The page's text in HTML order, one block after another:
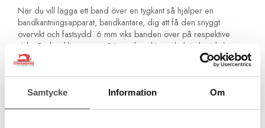
Samtycke Information Om
När du vill lägga ett band över en tygkant så hjälper en
bandkantningsapparat, bandkantare, dig att få den snyggt
övervikt och fastsydd. 6 mm viks banden över på respektive
sida. Du kan klippa egna 24 mm band i vävda (ej elastiska)
material eller köpa färdiga sendslåband. Obs! Fungerar ej med
elastiska band!
Passar maskingrupp 1-8 med undantag av Husqvarna S215 och
S225 av årsmodell 1991. Då behöver du köpa ett nytt
pressarfotsfäste>>Den passar inte heller för H|Class E10 och